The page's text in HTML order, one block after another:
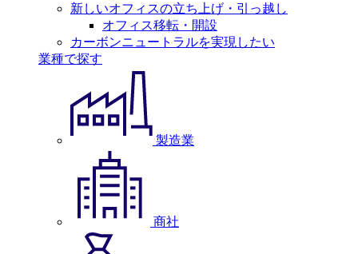
新しいオフィスの立ち上げ・引っ越し
オフィス移転・開設
カーボンニュートラルを実現したい
業種で探す
製造業
商社